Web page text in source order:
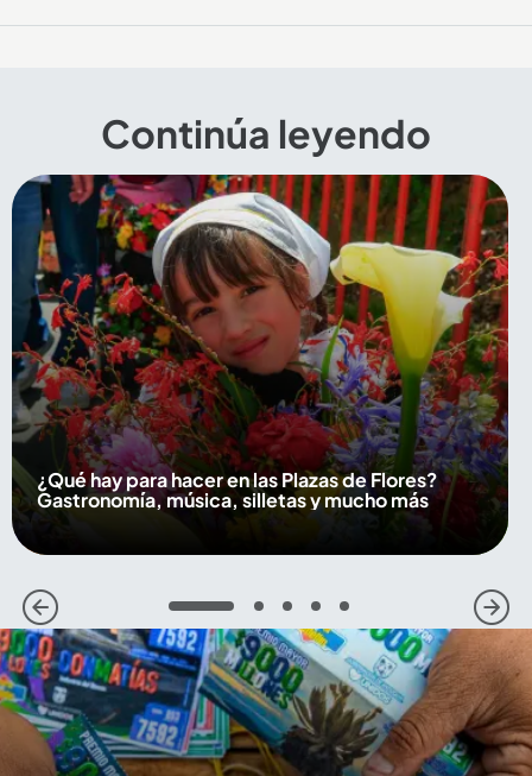
Continúa leyendo
¿Qué hay para hacer en las Plazas de Flores?
Gastronomía, música, silletas y mucho más
1 2 3 4 5